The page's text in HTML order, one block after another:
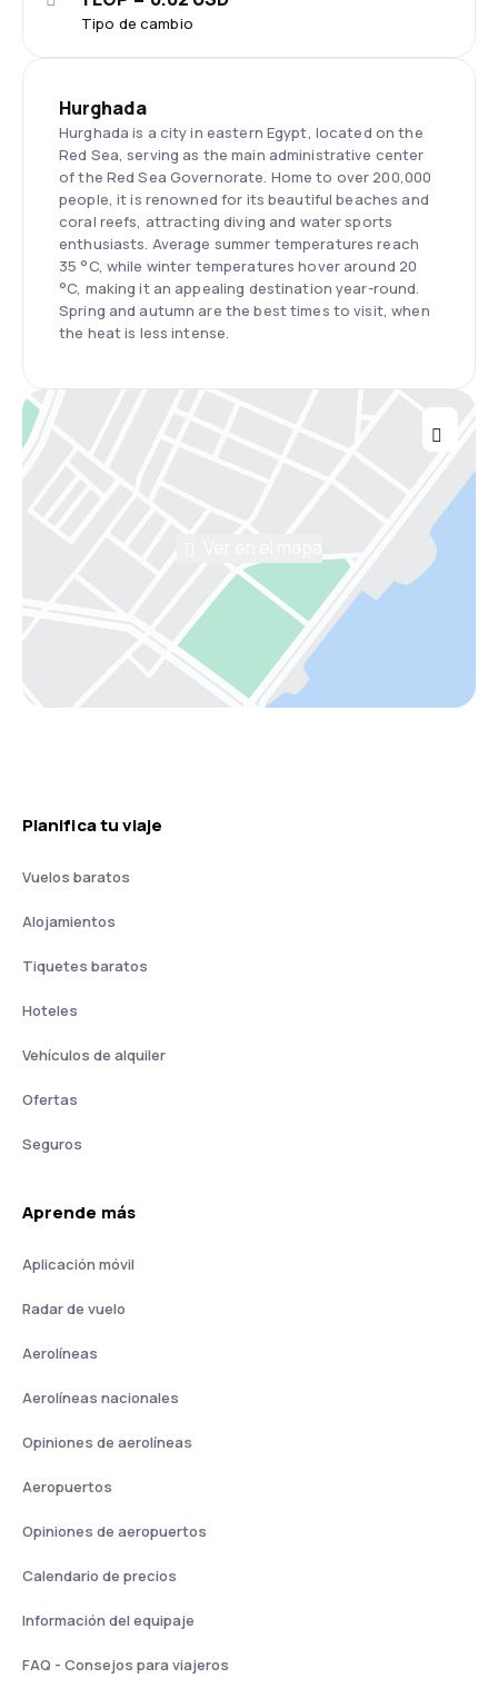
Tipo de cambio
Hurghada
Hurghada is a city in eastern Egypt, located on the
Red Sea, serving as the main administrative center
of the Red Sea Governorate. Home to over 200,000
people, it is renowned for its beautiful beaches and
coral reefs, attracting diving and water sports
enthusiasts. Average summer temperatures reach
35 °C, while winter temperatures hover around 20
°C, making it an appealing destination year-round.
Spring and autumn are the best times to visit, when
the heat is less intense.
Planifica tu viaje
Vuelos baratos
Alojamientos
Tiquetes baratos
Hoteles
Vehículos de alquiler
Ofertas
Seguros
Aprende más
Aplicación móvil
Radar de vuelo
Aerolíneas
Aerolíneas nacionales
Opiniones de aerolíneas
Aeropuertos
Opiniones de aeropuertos
Calendario de precios
Información del equipaje
FAQ - Consejos para viajeros